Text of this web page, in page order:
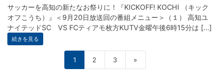
サッカーを高知の新たなお祭りに！『KICKOFF! KOCHI （キック
オフこうち）』＜9月20日放送回の番組メニュー＞（１） 高知ユ
ナイテッドSC VS FCティアモ枚方KUTV金曜午後6時15分は [...]
続きを見る
1 2 3 »